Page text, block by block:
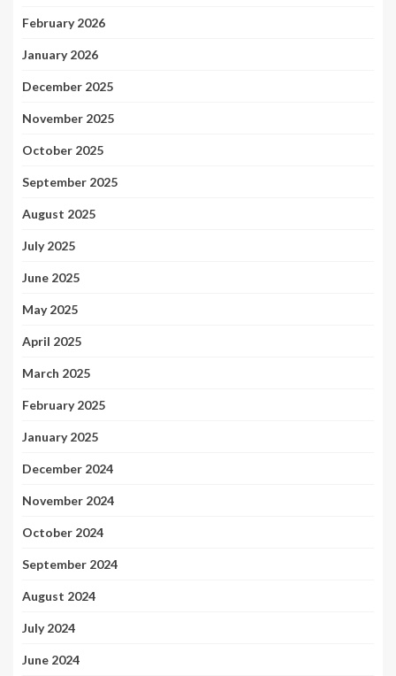
February 2026
January 2026
December 2025
November 2025
October 2025
September 2025
August 2025
July 2025
June 2025
May 2025
April 2025
March 2025
February 2025
January 2025
December 2024
November 2024
October 2024
September 2024
August 2024
July 2024
June 2024